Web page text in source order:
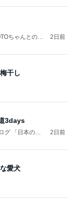
ちゃんとのは
2日前
干し
3days
グ 「日本の
2日前
愛犬